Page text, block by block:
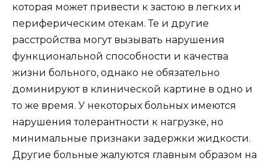
которая может привести к застою в легких и
периферическим отекам. Те и другие
расстройства могут вызывать нарушения
функциональной способности и качества
жизни больного, однако не обязательно
доминируют в клинической картине в одно и
то же время. У некоторых больных имеются
нарушения толерантности к нагрузке, но
минимальные признаки задержки жидкости.
Другие больные жалуются главным образом на